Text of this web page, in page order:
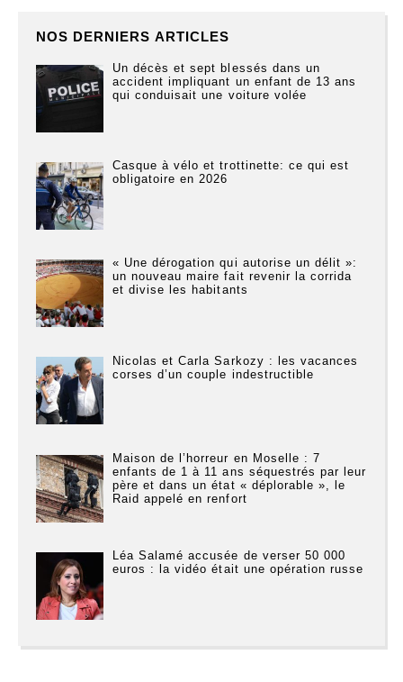
NOS DERNIERS ARTICLES
Un décès et sept blessés dans un
accident impliquant un enfant de 13 ans
qui conduisait une voiture volée
Casque à vélo et trottinette: ce qui est
obligatoire en 2026
« Une dérogation qui autorise un délit »:
un nouveau maire fait revenir la corrida
et divise les habitants
Nicolas et Carla Sarkozy : les vacances
corses d’un couple indestructible
Maison de l’horreur en Moselle : 7
enfants de 1 à 11 ans séquestrés par leur
père et dans un état « déplorable », le
Raid appelé en renfort
Léa Salamé accusée de verser 50 000
euros : la vidéo était une opération russe